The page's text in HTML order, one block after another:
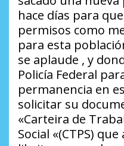
hace días para
permisos como
para esta
se aplaude , y
Policía Federal
permanencia en
solicitar su
«Carteira de
Social «(CTPS)